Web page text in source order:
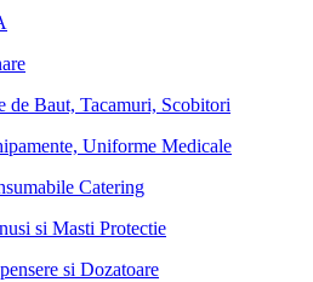
de Baut, Tacamuri, Scobitori
Uniforme Medicale
Catering
si Masti Protectie
si Dozatoare